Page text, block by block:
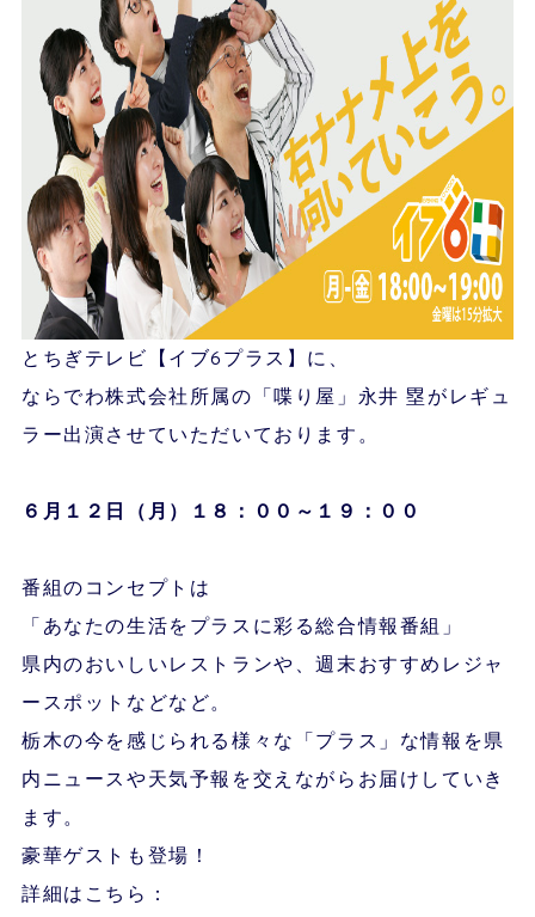
とちぎテレビ【イブ6プラス】に、
ならでわ株式会社所属の「喋り屋」永井 塁がレギュ
ラー出演させていただいております。
６月１２ 日（月）１８：００～１９：００
番組のコンセプトは
「あなたの生活をプラスに彩る総合情報番組」
県内のおいしいレストランや、週末おすすめレジャ
ースポットなどなど。
栃木の今を感じられる様々な「プラス」な情報を県
内ニュースや天気予報を交えながらお届けしていき
ます。
豪華ゲストも登場！
詳細はこちら：